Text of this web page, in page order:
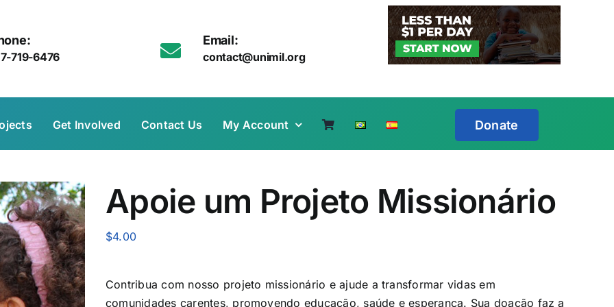
719-6476
Email:
contact@unimil.org
Get Involved Contact Us My Account Donate
Apoie um Projeto Missionário
$4.00
Contribua com nosso projeto missionário e ajude a transformar vidas em
comunidades carentes, promovendo educação, saúde e esperança. Sua doação faz a